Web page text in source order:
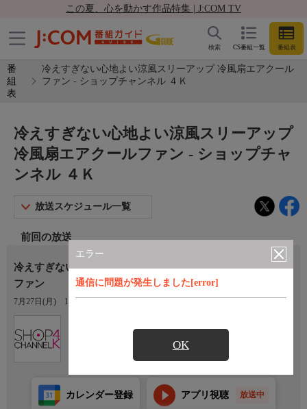
この夏、心を動かす作品特集 | J:COM TV
CS番組一覧 番組表
検索
番
組
表
冷えすぎない心地よい涼風スリーアップ 冷風扇エアクール
ファン - ショップチャンネル ４Ｋ
エラー
通信に問題が発生しました[error]
OK
冷えすぎない心地よい涼風スリーアップ
冷風扇エアクールファン - ショップチャ
ンネル ４Ｋ
放送スケジュール一覧
前回の放送
冷えすぎない心地よい涼風スリーアップ 冷風扇エアクール
ファン
7月27日(月) 13:00〜14:00
ショップチャンネル ４Ｋ
カレンダー登録 アプリ視聴 放送中